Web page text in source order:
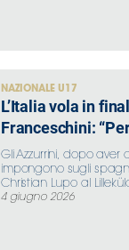
NAZIONALE U17
L’Italia vola in
Franceschini:
Gli Azzurrini, dopo aver
impongono sugli
Christian Lupo al
4 giugno 2026